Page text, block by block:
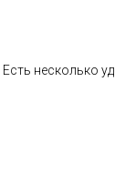
Есть несколько